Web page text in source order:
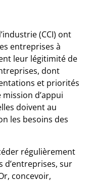
(CCI) ont
entreprises à
leur légitimité de
dont
et priorités
d’appui
doivent au
les besoins des
régulièrement
d’entreprises, sur
concevoir,